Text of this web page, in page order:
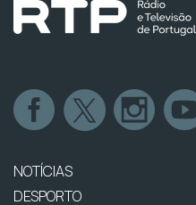
NOTÍCIAS
DESPORTO